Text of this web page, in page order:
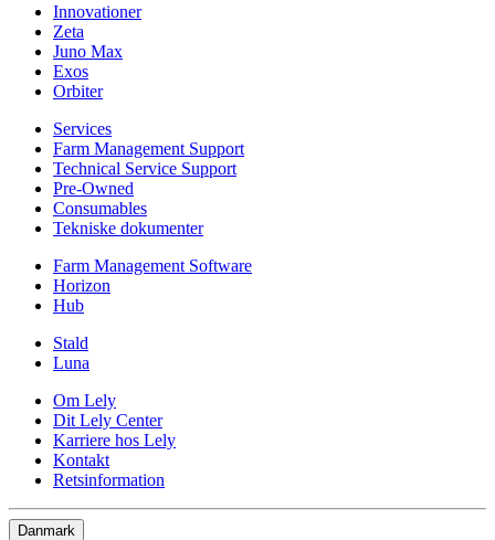
Innovationer
Zeta
Juno Max
Exos
Orbiter
Services
Farm Management Support
Technical Service Support
Pre-Owned
Consumables
Tekniske dokumenter
Farm Management Software
Horizon
Hub
Stald
Luna
Om Lely
Dit Lely Center
Karriere hos Lely
Kontakt
Retsinformation
Danmark